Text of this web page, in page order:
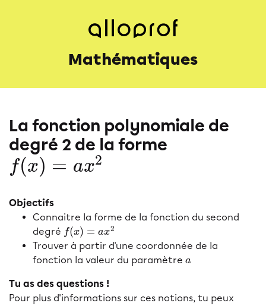
Mathématiques
La fonction polynomiale de
degré 2 de la forme
f(x) = ax2
f(x)= ax 2
Objectifs
Connaitre la forme de la fonction du second
degré f(x) = ax2
f(x)= ax 2
Trouver à partir d'une coordonnée de la
fonction la valeur du paramètre a
a
Tu as des questions !
Pour plus d'informations sur ces notions, tu peux